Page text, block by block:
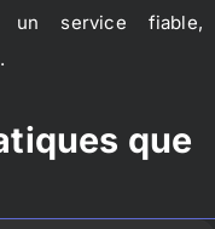
un service fiable,
que